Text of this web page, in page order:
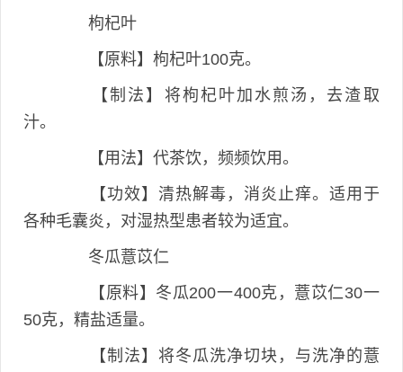
枸杞叶
【原料】枸杞叶100克。
【制法】将枸杞叶加水煎汤，去渣取
汁。
【用法】代茶饮，频频饮用。
【功效】清热解毒，消炎止痒。适用于
各种毛囊炎，对湿热型患者较为适宜。
冬瓜薏苡仁
【原料】冬瓜200一400克，薏苡仁30一
50克，精盐适量。
【制法】将冬瓜洗净切块，与洗净的薏